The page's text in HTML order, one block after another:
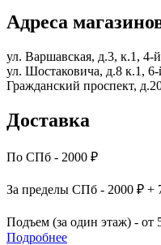
Адреса
ул. Варшавская, д.3, к.1, 4-
ул. Шостаковича, д.8 к.1,
Гражданский проспект,
Доставка
По СПб - 2000 ₽
За пределы СПб - 2000 ₽ +
Подъем (за один этаж) - от
Подробнее